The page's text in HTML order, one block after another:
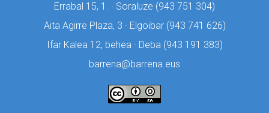
Errabal 15, 1. · Soraluze (943 751 304)
Aita Agirre Plaza, 3 · Elgoibar (943 741 626)
Ifar Kalea 12, behea · Deba (943 191 383)
barrena@barrena.eus